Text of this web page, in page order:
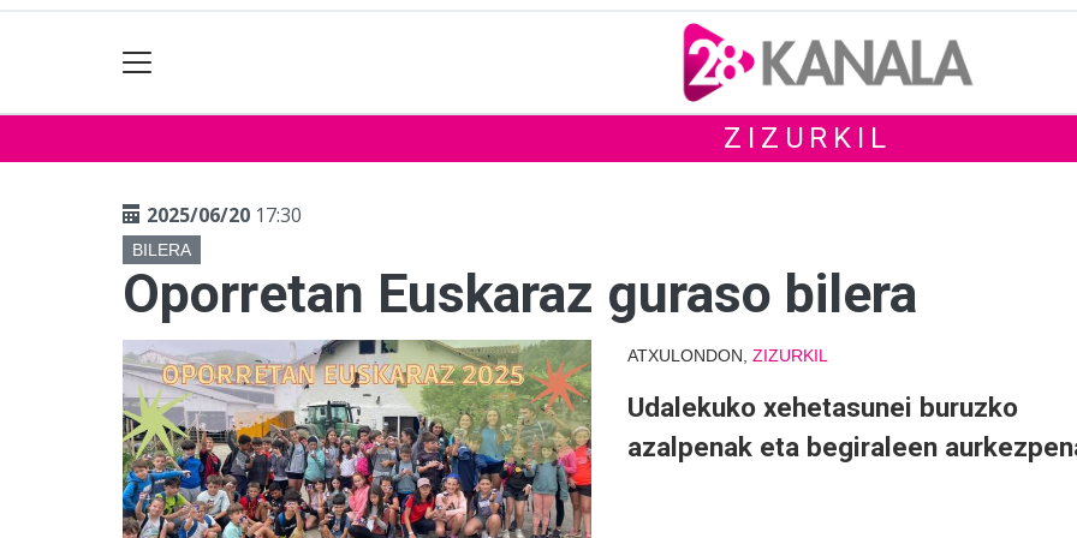
ZIZURKIL
2025/06/20 17:30
BILERA
Oporretan Euskaraz guraso bilera
ATXULONDON, ZIZURKIL
Udalekuko xehetasunei buruzko
azalpenak eta begiraleen